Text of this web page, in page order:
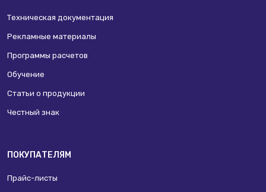
Техническая документация
Рекламные материалы
Программы расчетов
Обучение
Статьи о продукции
Честный знак
ПОКУПАТЕЛЯМ
Прайс-листы